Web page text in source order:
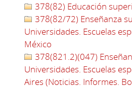
378(82) Educación
378(82/72) Enseñanza
Universidades. Escuelas
México
378(821.2)(047)
Universidades. Escuelas
Aires (Noticias. Informes.